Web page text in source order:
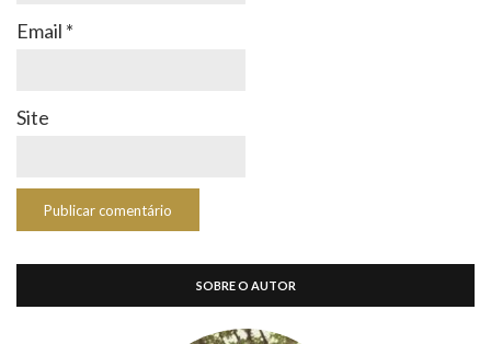
Email *
Site
SOBRE O AUTOR